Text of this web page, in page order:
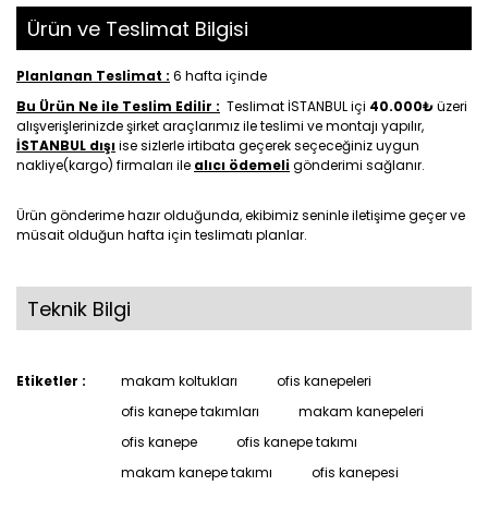
Ürün ve Teslimat Bilgisi
Planlanan Teslimat : 6 hafta içinde
Bu Ürün Ne ile Teslim Edilir : Teslimat İSTANBUL içi 40.000₺üzeri
alışverişlerinizde şirket araçlarımız ile teslimi ve montajı yapılır,
İSTANBUL dışıise sizlerle irtibata geçerek seçeceğiniz uygun
nakliye(kargo) firmaları ile alıcı ödemeligönderimi sağlanır.
Ürün gönderime hazır olduğunda, ekibimiz seninle iletişime geçer ve
müsait olduğun hafta için teslimatı planlar.
Teknik Bilgi
Etiketler : makam koltukları
ofis kanepeleri
ofis kanepe takımları
makam kanepeleri
ofis kanepe
ofis kanepe takımı
makam kanepe takımı
ofis kanepesi